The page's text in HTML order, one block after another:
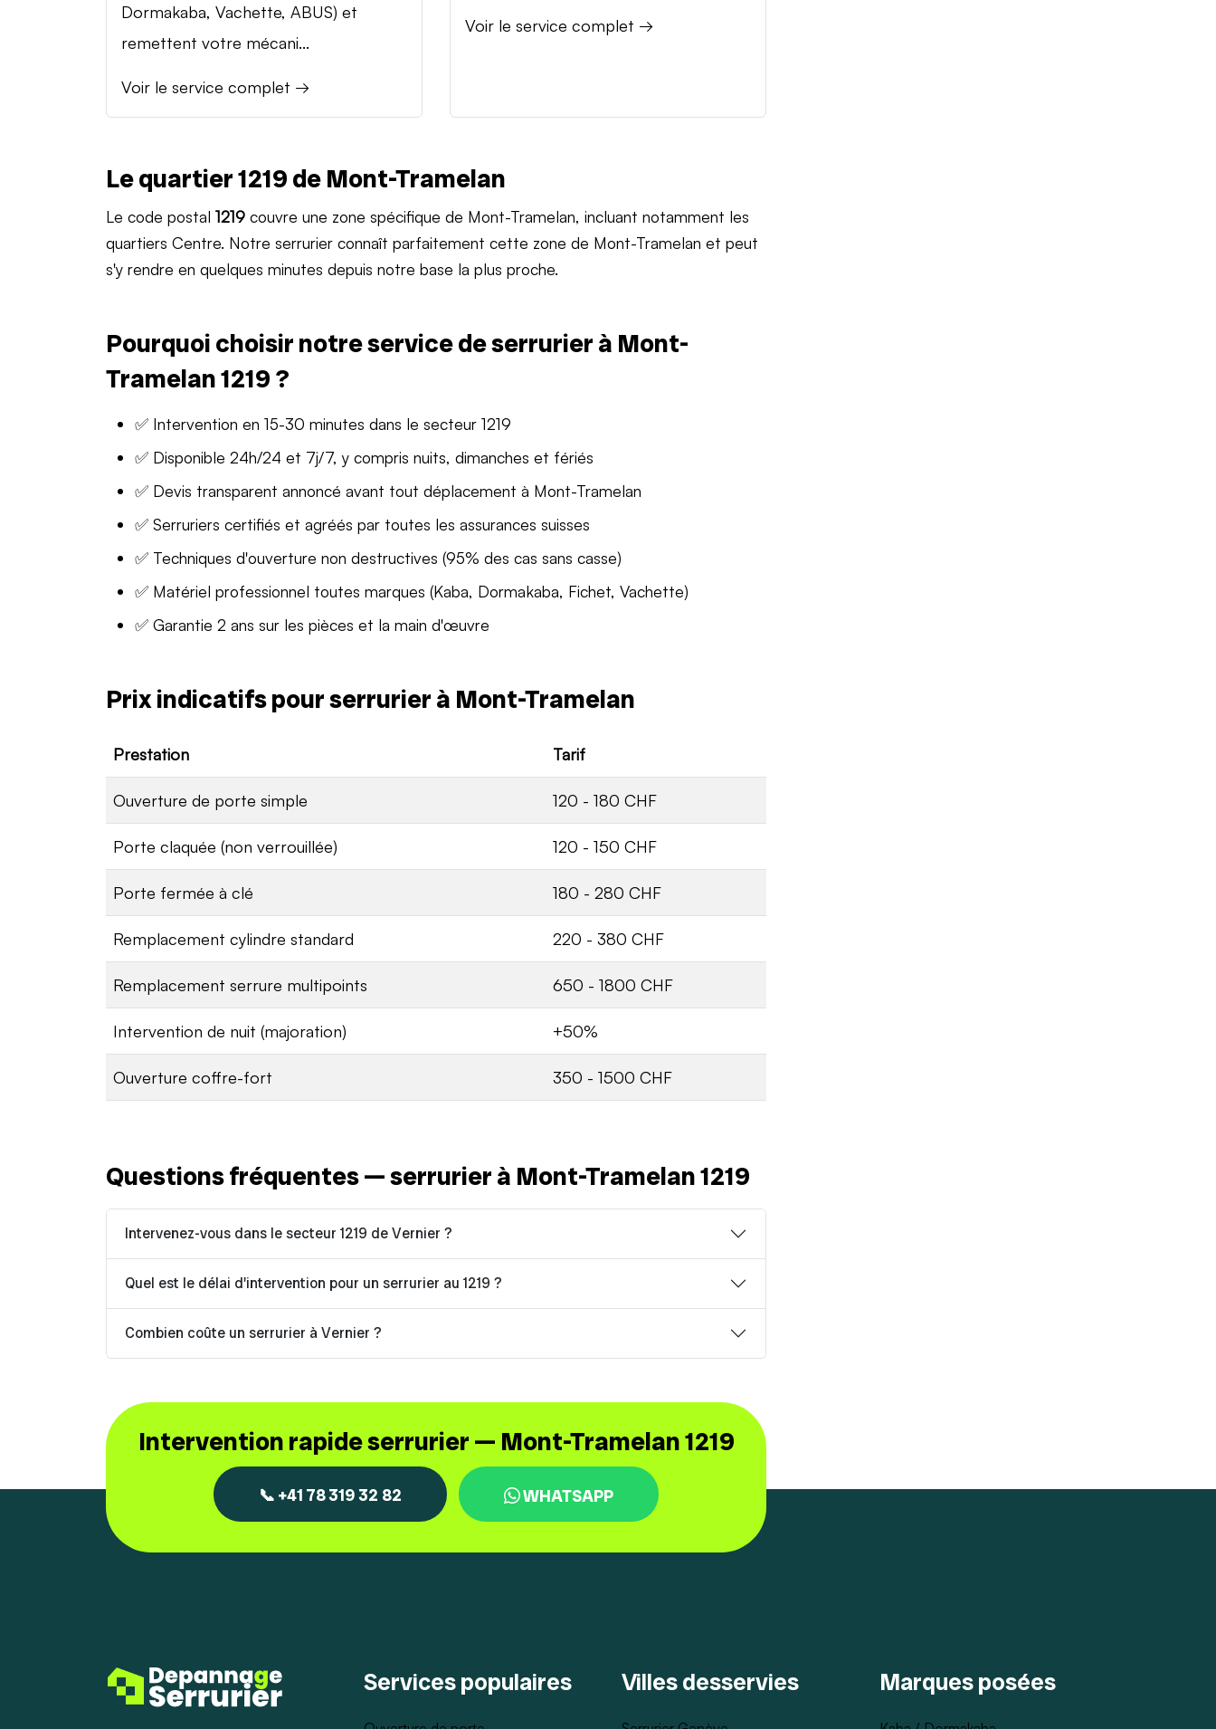
Dormakaba, Vachette, ABUS) et
remettent votre mécani...
Voir le service complet →
Voir le service complet →
Le quartier 1219 de Mont-Tramelan
Le code postal 1219 couvre une zone spécifique de Mont-Tramelan, incluant notamment les
quartiers Centre. Notre serrurier connaît parfaitement cette zone de Mont-Tramelan et peut
s'y rendre en quelques minutes depuis notre base la plus proche.
Pourquoi choisir notre service de serrurier à Mont-
Tramelan 1219 ?
✅ Intervention en 15-30 minutes dans le secteur 1219
✅ Disponible 24h/24 et 7j/7, y compris nuits, dimanches et fériés
✅ Devis transparent annoncé avant tout déplacement à Mont-Tramelan
✅ Serruriers certifiés et agréés par toutes les assurances suisses
✅ Techniques d'ouverture non destructives (95% des cas sans casse)
✅ Matériel professionnel toutes marques (Kaba, Dormakaba, Fichet, Vachette)
✅ Garantie 2 ans sur les pièces et la main d'œuvre
Prix indicatifs pour serrurier à Mont-Tramelan
Prestation Tarif
Ouverture de porte simple 120 - 180 CHF
Porte claquée (non verrouillée) 120 - 150 CHF
Porte fermée à clé 180 - 280 CHF
Remplacement cylindre standard 220 - 380 CHF
Remplacement serrure multipoints 650 - 1800 CHF
Intervention de nuit (majoration) +50%
Ouverture coffre-fort 350 - 1500 CHF
Questions fréquentes — serrurier à Mont-Tramelan 1219
Intervenez-vous dans le secteur 1219 de Vernier ?
Quel est le délai d'intervention pour un serrurier au 1219 ?
Combien coûte un serrurier à Vernier ?
Intervention rapide serrurier — Mont-Tramelan 1219
📞 +41 78 319 32 82 WHATSAPP
Services populaires Villes desservies Marques posées